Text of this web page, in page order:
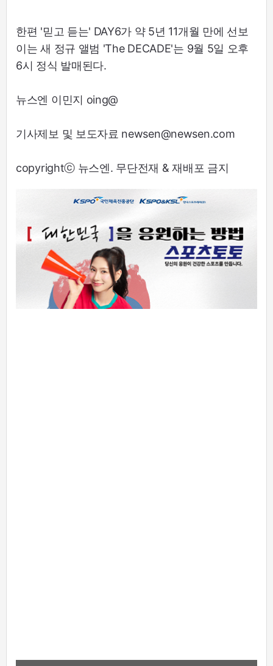
한편 '믿고 듣는' DAY6가 약 5년 11개월 만에 선보
이는 새 정규 앨범 'The DECADE'는 9월 5일 오후
6시 정식 발매된다.
뉴스엔 이민지 oing@
기사제보 및 보도자료 newsen@newsen.com
copyrightⓒ 뉴스엔. 무단전재 & 재배포 금지